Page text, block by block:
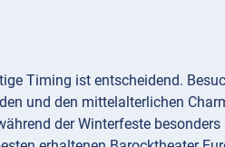
Timing ist entscheidend.
und den mittelalterlichen
der Winterfeste